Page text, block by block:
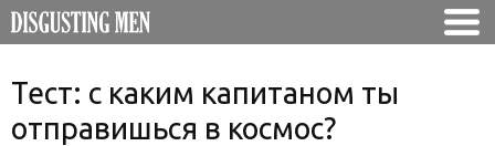
Тест: с каким капитаном ты
отправишься в космос?